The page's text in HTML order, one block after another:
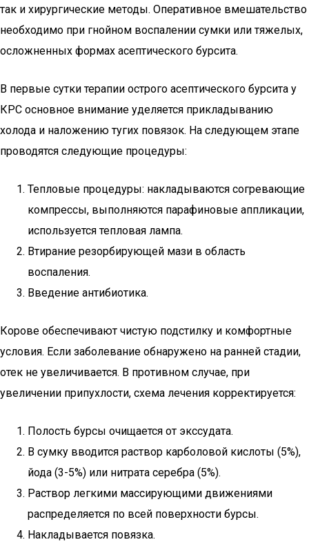
так и хирургические методы. Оперативное вмешательство
необходимо при гнойном воспалении сумки или тяжелых,
осложненных формах асептического бурсита.
В первые сутки терапии острого асептического бурсита у
КРС основное внимание уделяется прикладыванию
холода и наложению тугих повязок. На следующем этапе
проводятся следующие процедуры:
Тепловые процедуры: накладываются согревающие
компрессы, выполняются парафиновые аппликации,
используется тепловая лампа.
Втирание резорбирующей мази в область
воспаления.
Введение антибиотика.
Корове обеспечивают чистую подстилку и комфортные
условия. Если заболевание обнаружено на ранней стадии,
отек не увеличивается. В противном случае, при
увеличении припухлости, схема лечения корректируется:
Полость бурсы очищается от экссудата.
В сумку вводится раствор карболовой кислоты (5%),
йода (3-5%) или нитрата серебра (5%).
Раствор легкими массирующими движениями
распределяется по всей поверхности бурсы.
Накладывается повязка.